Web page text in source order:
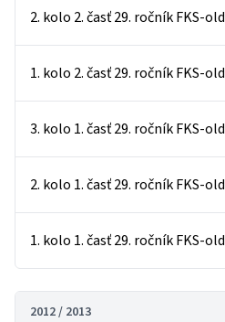
2. kolo 2. časť 29. ročník FKS-old
1. kolo 2. časť 29. ročník FKS-old
3. kolo 1. časť 29. ročník FKS-old
2. kolo 1. časť 29. ročník FKS-old
1. kolo 1. časť 29. ročník FKS-old
2012 / 2013